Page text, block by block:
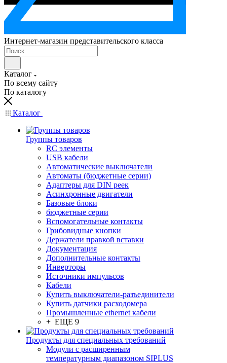
Интернет-магазин представительского класса
Каталог
По всему сайту
По каталогу
Каталог
Группы товаров
RC элементы
USB кабели
Автоматические выключатели
Автоматы (бюджетные серии)
Адаптеры для DIN реек
Асинхронные двигатели
Базовые блоки
бюджетные серии
Вспомогательные контакты
Грибовидные кнопки
Держатели правкой вставки
Документация
Дополнительные контакты
Инверторы
Источники импульсов
Кабели
Купить выключатели-разъединители
Купить датчики расходомера
Промышленные ethernet кабели
+ ЕЩЕ 9
Продукты для специальных требований
Модули с расширенным
температурным диапазоном SIPLUS